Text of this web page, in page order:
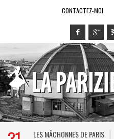
CONTACTEZ-MOI
LES MÂCHONNES DE PARIS